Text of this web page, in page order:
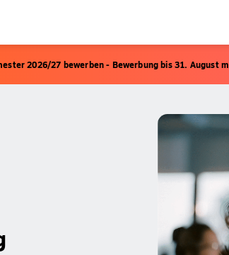
2026/27 bewerben - Bewerbung bis 31. August